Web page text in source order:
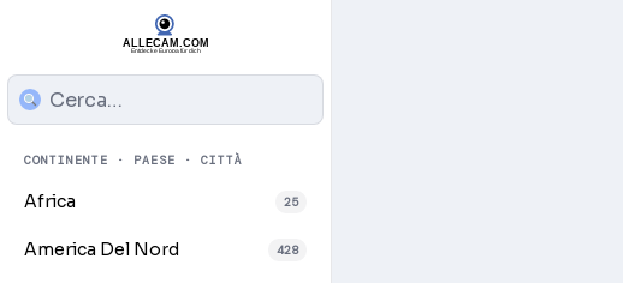
CONTINENTE · PAESE · CITTÀ
Africa 25
America Del Nord 428